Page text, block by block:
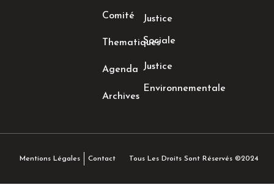
Comité
Thematiques
Agenda
Archives
Justice
Sociale
Justice
Environnementale
Mentions Légales Contact Tous Les Droits Sont Réservés ©2024